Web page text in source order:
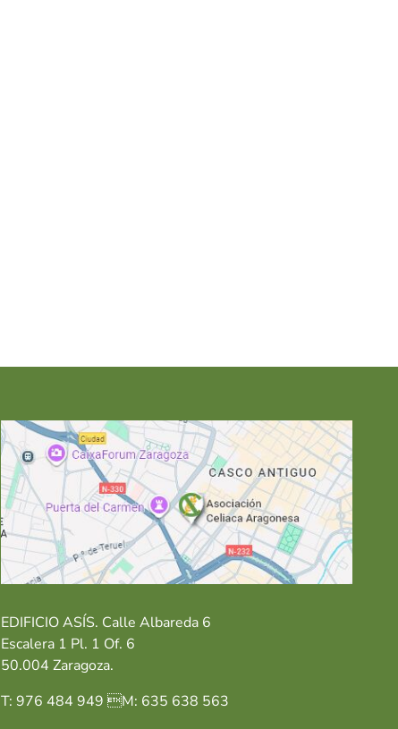
EDIFICIO ASÍS. Calle Albareda 6
Escalera 1 Pl. 1 Of. 6
50.004 Zaragoza.
T: 976 484 949 M: 635 638 563